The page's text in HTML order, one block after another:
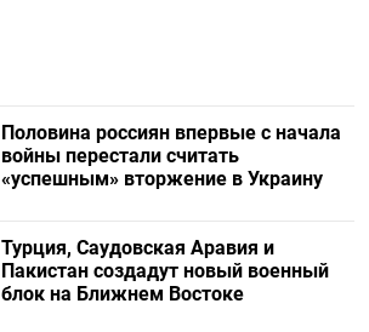
Половина россиян впервые с начала
войны перестали считать
«успешным» вторжение в Украину
Турция, Саудовская Аравия и
Пакистан создадут новый военный
блок на Ближнем Востоке